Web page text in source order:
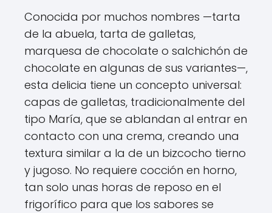
Conocida por muchos nombres —tarta
de la abuela, tarta de galletas,
marquesa de chocolate o salchichón de
chocolate en algunas de sus variantes—,
esta delicia tiene un concepto universal:
capas de galletas, tradicionalmente del
tipo María, que se ablandan al entrar en
contacto con una crema, creando una
textura similar a la de un bizcocho tierno
y jugoso. No requiere cocción en horno,
tan solo unas horas de reposo en el
frigorífico para que los sabores se